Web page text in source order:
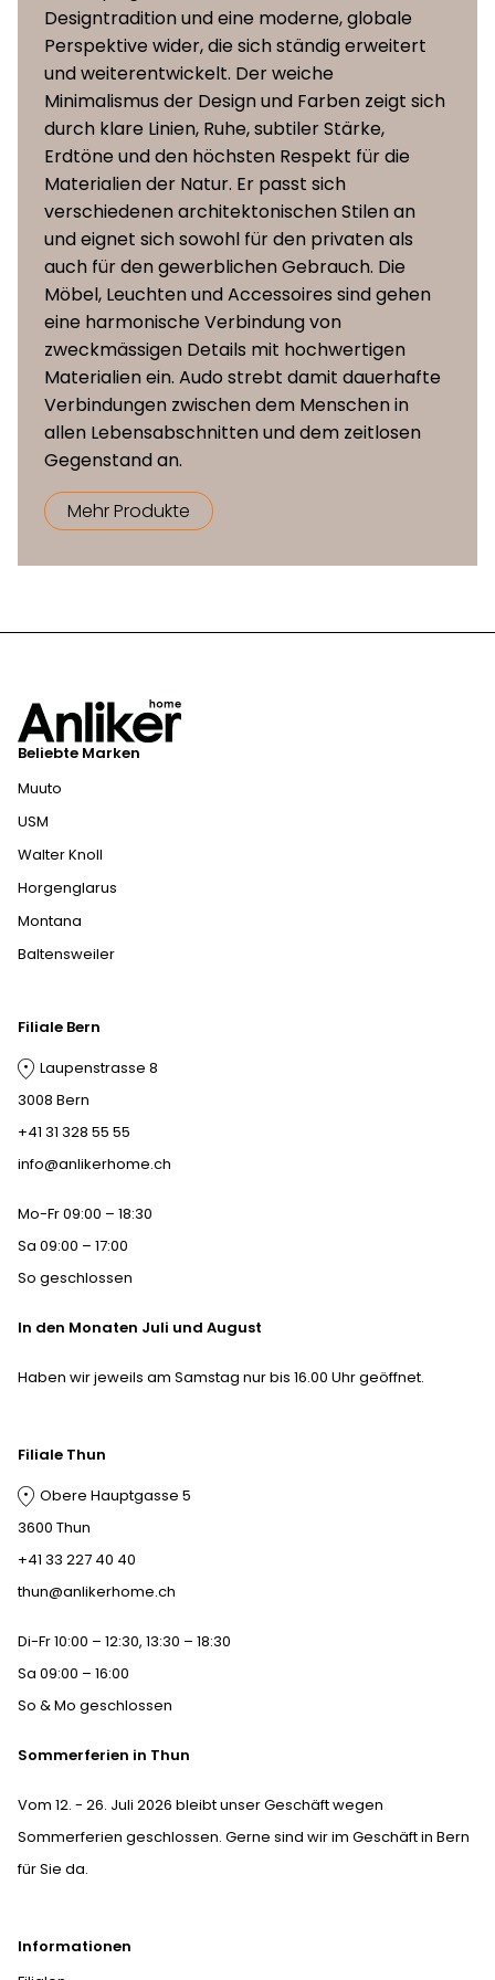
Designtradition und eine moderne, globale
Perspektive wider, die sich ständig erweitert
und weiterentwickelt. Der weiche
Minimalismus der Design und Farben zeigt sich
durch klare Linien, Ruhe, subtiler Stärke,
Erdtöne und den höchsten Respekt für die
Materialien der Natur. Er passt sich
verschiedenen architektonischen Stilen an
und eignet sich sowohl für den privaten als
auch für den gewerblichen Gebrauch. Die
Möbel, Leuchten und Accessoires sind gehen
eine harmonische Verbindung von
zweckmässigen Details mit hochwertigen
Materialien ein. Audo strebt damit dauerhafte
Verbindungen zwischen dem Menschen in
allen Lebensabschnitten und dem zeitlosen
Gegenstand an.
Mehr Produkte
Beliebte Marken
Muuto
USM
Walter Knoll
Horgenglarus
Montana
Baltensweiler
Informationen
Filiale Bern
Laupenstrasse 8
3008 Bern
+41 31 328 55 55
info@anlikerhome.ch
Mo-Fr 09:00 – 18:30
Sa 09:00 – 17:00
So geschlossen
In den Monaten Juli und August
Haben wir jeweils am Samstag nur bis 16.00 Uhr geöffnet.
Filiale Thun
Obere Hauptgasse 5
3600 Thun
+41 33 227 40 40
thun@anlikerhome.ch
Di-Fr 10:00 – 12:30, 13:30 – 18:30
Sa 09:00 – 16:00
So & Mo geschlossen
Sommerferien in Thun
Vom 12. - 26. Juli 2026 bleibt unser Geschäft wegen
Sommerferien geschlossen. Gerne sind wir im Geschäft in Bern
für Sie da.